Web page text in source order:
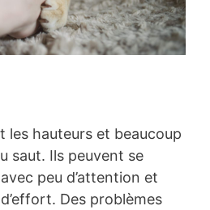
les hauteurs et beaucoup
saut. Ils peuvent se
peu d’attention et
Des problèmes